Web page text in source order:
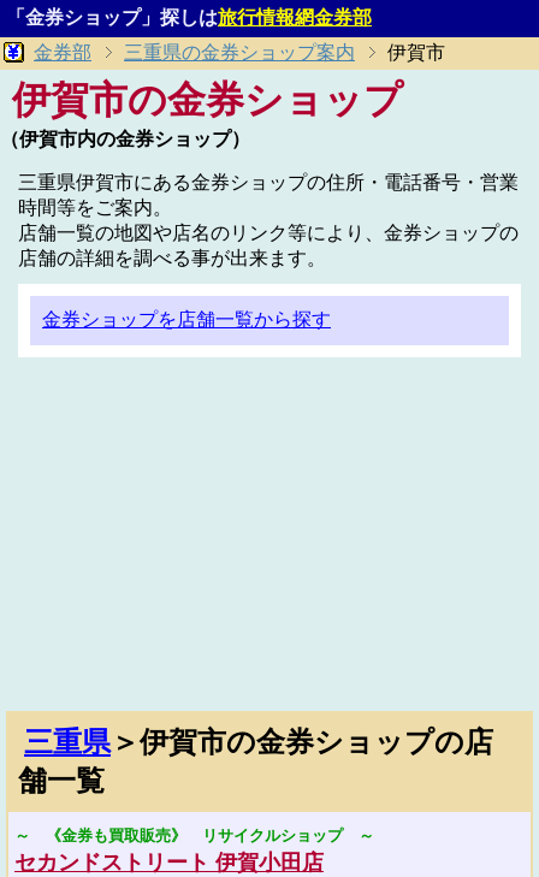
「金券ショップ」探しは旅行情報網金券部
金券部
三重県の金券ショップ案内 伊賀市
伊賀市の金券ショップ
（伊賀市内の金券ショップ）
三重県伊賀市にある金券ショップの住所・電話番号・営業
時間等をご案内。
店舗一覧の地図や店名のリンク等により、金券ショップの
店舗の詳細を調べる事が出来ます。
金券ショップを店舗一覧から探す
三重県＞伊賀市の金券ショップの店
舗一覧
～ 《金券も買取販売》 リサイクルショップ ～
セカンドストリート 伊賀小田店